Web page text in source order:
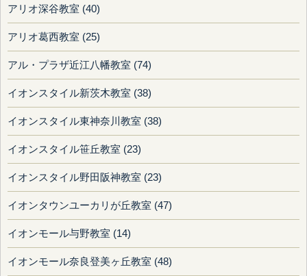
アリオ深谷教室 (40)
アリオ葛西教室 (25)
アル・プラザ近江八幡教室 (74)
イオンスタイル新茨木教室 (38)
イオンスタイル東神奈川教室 (38)
イオンスタイル笹丘教室 (23)
イオンスタイル野田阪神教室 (23)
イオンタウンユーカリが丘教室 (47)
イオンモール与野教室 (14)
イオンモール奈良登美ヶ丘教室 (48)